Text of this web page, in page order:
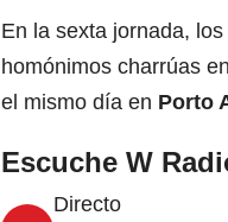
En la sexta jornada,
homónimos charrúas
el mismo día en Porto
Escuche W
Directo